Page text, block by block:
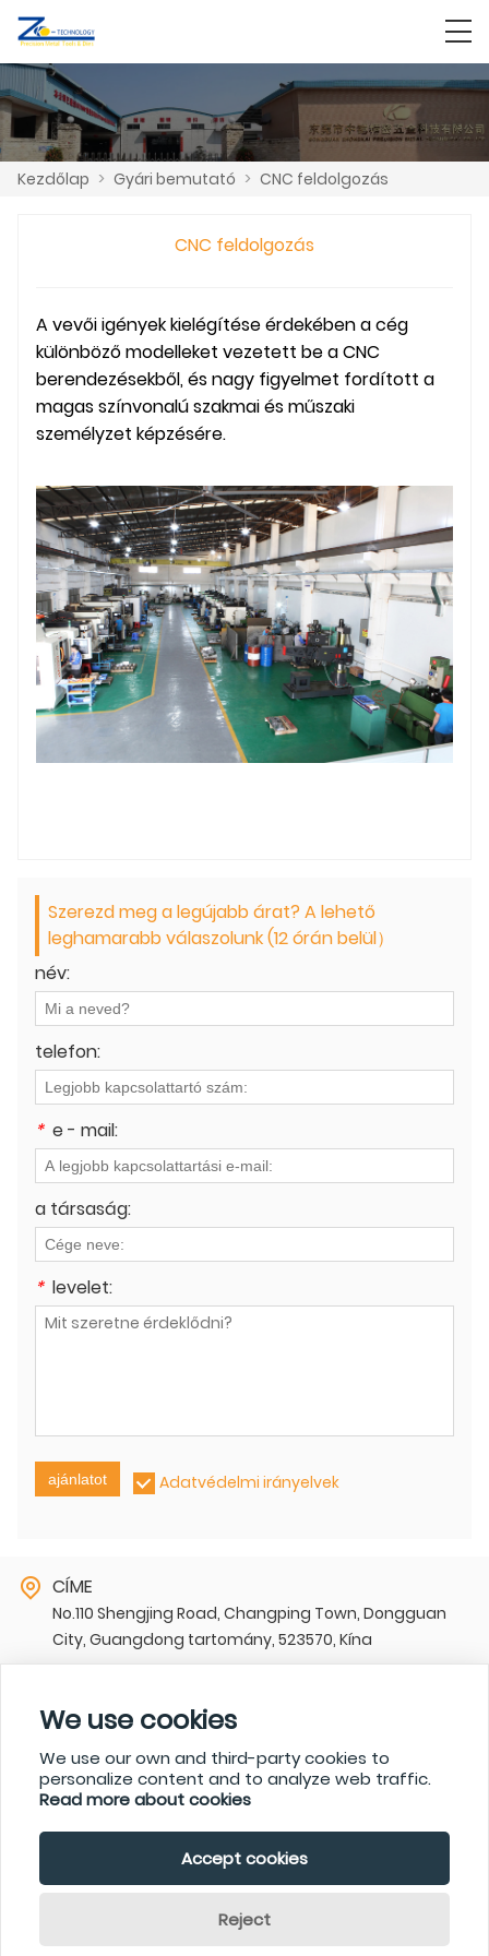
Kezdőlap > Gyári bemutató > CNC feldolgozás
CNC feldolgozás
A vevői igények kielégítése érdekében a cég
különböző modelleket vezetett be a CNC
berendezésekből, és nagy figyelmet fordított a
magas színvonalú szakmai és műszaki
személyzet képzésére.
Szerezd meg a legújabb árat? A lehető
leghamarabb válaszolunk (12 órán belül）
név:
telefon:
* e - mail:
a társaság:
* levelet:
ajánlatot Adatvédelmi irányelvek
CÍME
No.110 Shengjing Road, Changping Town, Dongguan
City, Guangdong tartomány, 523570, Kína
TELEFON
+86-15717933272,+86-0769-83998188-850
© Dongguan ZhongKai Precision Metals Technology
Limited
We use cookies
We use our own and third-party cookies to
personalize content and to analyze web traffic.
Read more about cookies
Accept cookies
Reject